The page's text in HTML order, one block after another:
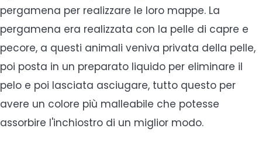
pergamena per realizzare le loro mappe. La
pergamena era realizzata con la pelle di capre e
pecore, a questi animali veniva privata della pelle,
poi posta in un preparato liquido per eliminare il
pelo e poi lasciata asciugare, tutto questo per
avere un colore più malleabile che potesse
assorbire l'inchiostro di un miglior modo.